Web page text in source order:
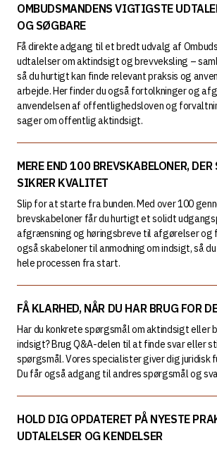
OMBUDSMANDENS VIGTIGSTE
OG SØGBARE
Få direkte adgang til et bredt udvalg af
udtalelser om aktindsigt og brevveksling –
så du hurtigt kan finde relevant praksis og
arbejde. Her finder du også fortolkninger og
anvendelsen af offentlighedsloven og
sager om offentlig aktindsigt.
MERE END 100 BREVSKABELONER,
SIKRER KVALITET
Slip for at starte fra bunden. Med over 100
brevskabeloner får du hurtigt et solidt
afgrænsning og høringsbreve til afgørelser og
også skabeloner til anmodning om indsigt, så
hele processen fra start.
FÅ KLARHED, NÅR DU HAR BRUG FOR
Har du konkrete spørgsmål om aktindsigt eller
indsigt? Brug Q&A-delen til at finde svar eller
spørgsmål. Vores specialister giver dig juridisk
Du får også adgang til andres spørgsmål og
HOLD DIG OPDATERET PÅ NYESTE
UDTALELSER OG KENDELSER